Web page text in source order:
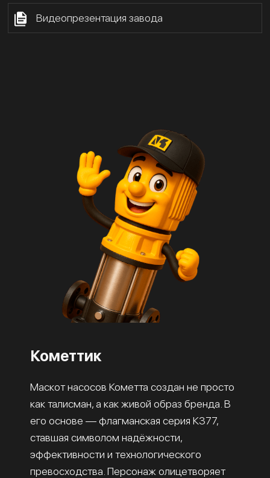
Видеопрезентация завода
Кометтик
Маскот насосов Кометта создан не просто
как талисман, а как живой образ бренда. В
его основе — флагманская серия К377,
ставшая символом надёжности,
эффективности и технологического
превосходства. Персонаж олицетворяет